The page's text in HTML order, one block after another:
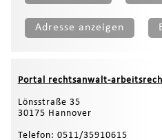
Adresse anzeigen
Portal rechtsanwalt-
Lönsstraße 35
30175 Hannover
Telefon: 0511/35910615